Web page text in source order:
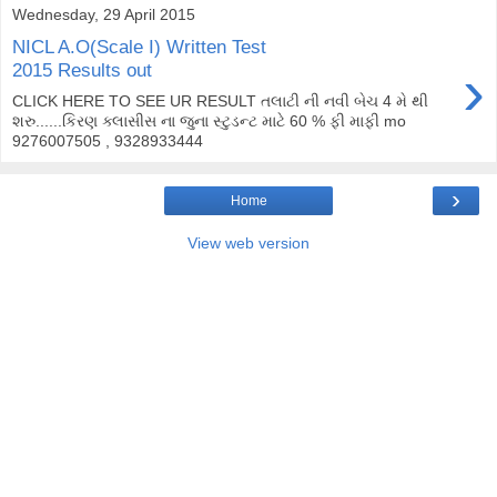
Wednesday, 29 April 2015
NICL A.O(Scale I) Written Test
2015 Results out
›
CLICK HERE TO SEE UR RESULT તલાટી ની નવી બેચ 4 મે થી
શરુ......કિરણ ક્લાસીસ ના જુના સ્ટુડન્ટ માટે 60 % ફી માફી mo
9276007505 , 9328933444
›
Home
View web version